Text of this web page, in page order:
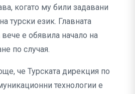
когато му били задавани
турски език. Главната
е обявила начало на
по случая.
че Турската дирекция по
технологии е